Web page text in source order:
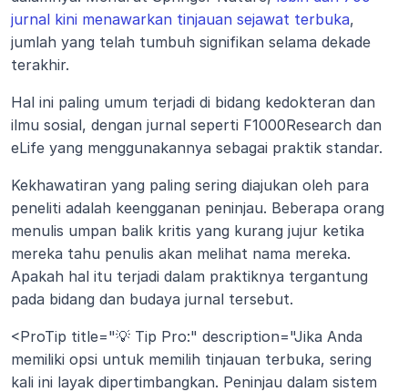
jurnal kini menawarkan tinjauan sejawat terbuka,
jumlah yang telah tumbuh signifikan selama dekade
terakhir.
Hal ini paling umum terjadi di bidang kedokteran dan
ilmu sosial, dengan jurnal seperti F1000Research dan
eLife yang menggunakannya sebagai praktik standar.
Kekhawatiran yang paling sering diajukan oleh para
peneliti adalah keengganan peninjau. Beberapa orang
menulis umpan balik kritis yang kurang jujur ketika
mereka tahu penulis akan melihat nama mereka.
Apakah hal itu terjadi dalam praktiknya tergantung
pada bidang dan budaya jurnal tersebut.
<ProTip title="💡 Tip Pro:" description="Jika Anda
memiliki opsi untuk memilih tinjauan terbuka, sering
kali ini layak dipertimbangkan. Peninjau dalam sistem